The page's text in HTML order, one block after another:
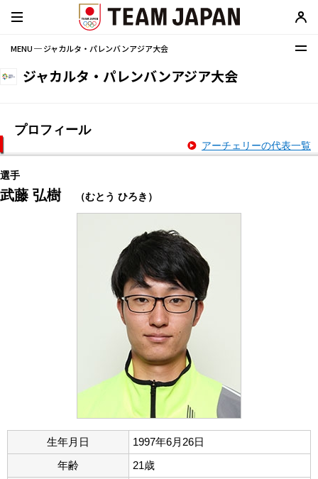
MENU ─ ジャカルタ・パレンバンアジア大会
ジャカルタ・パレンバンアジア大会
プロフィール
アーチェリーの代表一覧
選手
武藤 弘樹 （むとう ひろき）
生年月日
1997年6月26日
年齢
21歳